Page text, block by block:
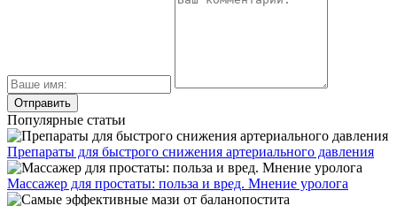
Популярные статьи
Препараты для быстрого снижения артериального давления
Массажер для простаты: польза и вред. Мнение уролога